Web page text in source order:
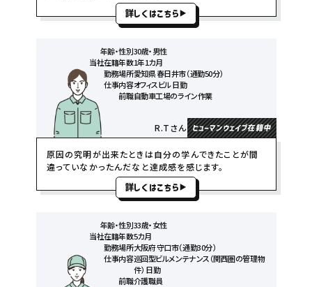
詳しくはこちら
R.Tさん ヒューマンウェイブ在籍中
年齢・性別30歳・男性
当社在籍年数1年1カ月
勤務場所愛知県 春日井市（通勤50分）
仕事内容オフィスビル 日勤
前職自動車工場のライン作業
原因の究明が出来たときは自分の学んできたことが間
違っていなかったんだなと達成感を感じます。
詳しくはこちら
年齢・性別33歳・女性
当社在籍年数5カ月
勤務場所大阪府 守口市（通勤30分）
仕事内容巡回型ビルメンテナンス（関西圏の管理物
件） 日勤
前職介護職員